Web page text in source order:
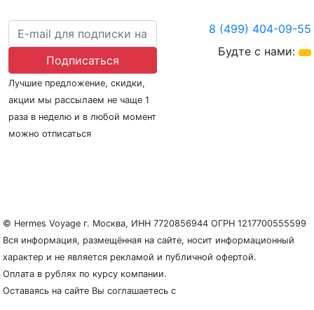
© Hermes Voyage г. Москва, ИНН 7720856944 ОГРН 1217700555599
Вся информация, размещённая на сайте, носит информационный
характер и не является рекламой и публичной офертой.
Оплата в рублях по курсу компании.
Оставаясь на сайте Вы соглашаетесь с
Подписаться
Лучшие предложение, скидки,
акции мы рассылаем не чаще 1
раза в неделю и в любой момент
можно отписаться
8 (499) 404-09-55
Будте с нами: